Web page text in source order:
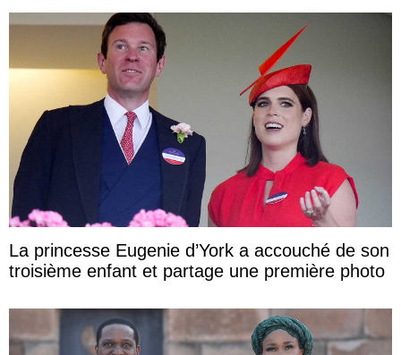
La princesse Eugenie d’York a accouché de son
troisième enfant et partage une première photo